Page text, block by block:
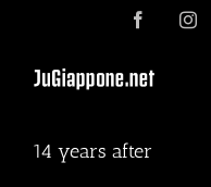
Facebook
14 years after